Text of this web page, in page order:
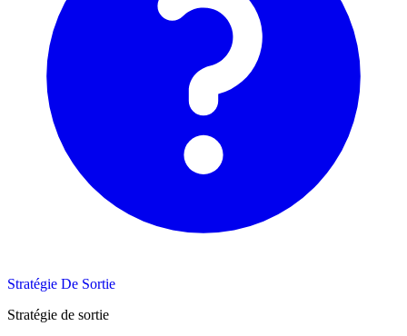
Stratégie De Sortie
Stratégie de sortie